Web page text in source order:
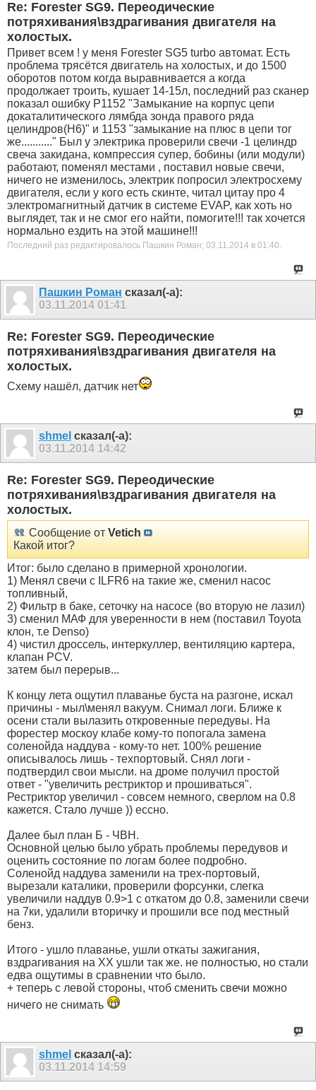
Re: Forester SG9. Переодические
потряхивания\вздрагивания двигателя на
холостых.
Привет всем ! у меня Forester SG5 turbo автомат. Есть
проблема трясётся двигатель на холостых, и до 1500
оборотов потом когда выравнивается а когда
продолжает троить, кушает 14-15л, последний раз сканер
показал ошибку Р1152 "Замыкание на корпус цепи
докаталитического лямбда зонда правого ряда
целиндров(Н6)" и 1153 "замыкание на плюс в цепи тог
же..........." Был у электрика проверили свечи -1 целиндр
свеча закидана, компрессия супер, бобины (или модули)
работают, поменял местами , поставил новые свечи,
ничего не изменилось, электрик попросил электросхему
двигателя, если у кого есть скинте, читал цитау про 4
электромагнитный датчик в системе EVAP, как хоть но
выглядет, так и не смог его найти, помогите!!! так хочется
нормально ездить на этой машине!!!
Последний раз редактировалось Пашкин Роман; 03.11.2014 в 01:40
Пашкин Роман сказал(-а):
03.11.2014 01:41
Re: Forester SG9. Переодические
потряхивания\вздрагивания двигателя на
холостых.
Схему нашёл, датчик нет
shmel сказал(-а):
03.11.2014 14:42
Re: Forester SG9. Переодические
потряхивания\вздрагивания двигателя на
холостых.
Сообщение от Vetich
Какой итог?
Итог: было сделано в примерной хронологии.
1) Менял свечи с ILFR6 на такие же, сменил насос
топливный,
2) Фильтр в баке, сеточку на насосе (во вторую не лазил)
3) сменил МАФ для уверенности в нем (поставил Toyota
клон, т.е Denso)
4) чистил дроссель, интеркуллер, вентиляцию картера,
клапан PCV.
затем был перерыв...
К концу лета ощутил плаванье буста на разгоне, искал
причины - мыл\менял вакуум. Снимал логи. Ближе к
осени стали вылазить откровенные передувы. На
форестер москоу клабе кому-то попогала замена
соленойда наддува - кому-то нет. 100% решение
описывалось лишь - техпортовый. Снял логи -
подтвердил свои мысли. на дроме получил простой
ответ - "увеличить рестриктор и прошиваться".
Рестриктор увеличил - совсем немного, сверлом на 0.8
кажется. Стало лучше )) ессно.
Далее был план Б - ЧВН.
Основной целью было убрать проблемы передувов и
оценить состояние по логам более подробно.
Соленойд наддува заменили на трех-портовый,
вырезали каталики, проверили форсунки, слегка
увеличили наддув 0.9>1 с откатом до 0.8, заменили свечи
на 7ки, удалили вторичку и прошили все под местный
бенз.
Итого - ушло плаванье, ушли откаты зажигания,
вздрагивания на ХХ ушли так же. не полностью, но стали
едва ощутимы в сравнении что было.
+ теперь с левой стороны, чтоб сменить свечи можно
ничего не снимать
shmel сказал(-а):
03.11.2014 14:59